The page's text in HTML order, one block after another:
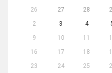
26 27 28
2
3 4
9
10 11
16
17 18
23
24 25